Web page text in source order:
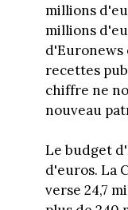
millions
millions
d'Euronews
recettes
chiffre ne
nouveau
Le budget
d'euros. La
verse 24,7